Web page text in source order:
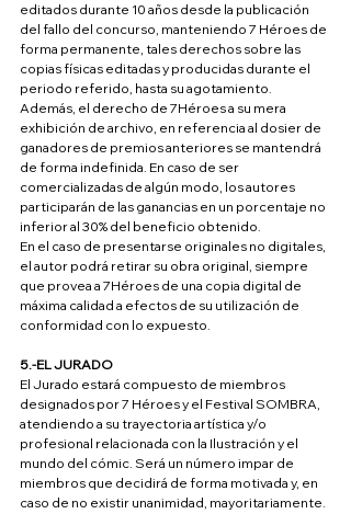
editados durante 10 años desde la publicación
del fallo del concurso, manteniendo 7 Héroes de
forma permanente, tales derechos sobre las
copias físicas editadas y producidas durante el
periodo referido, hasta su agotamiento.
Además, el derecho de 7Héroes a su mera
exhibición de archivo, en referencia al dosier de
ganadores de premios anteriores se mantendrá
de forma indefinida. En caso de ser
comercializadas de algún modo, los autores
participarán de las ganancias en un porcentaje no
inferior al 30% del beneficio obtenido.
En el caso de presentarse originales no digitales,
el autor podrá retirar su obra original, siempre
que provea a 7Héroes de una copia digital de
máxima calidad a efectos de su utilización de
conformidad con lo expuesto.
5.-­EL JURADO
El Jurado estará compuesto de miembros
designados por 7 Héroes y el Festival SOMBRA,
atendiendo a su trayectoria artística y/o
profesional relacionada con la Ilustración y el
mundo del cómic. Será un número impar de
miembros que decidirá de forma motivada y, en
caso de no existir unanimidad, mayoritariamente.